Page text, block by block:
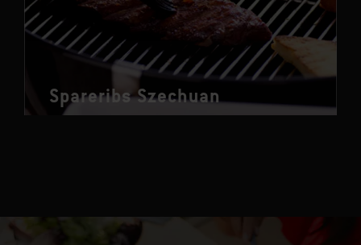
Spareribs Szechuan